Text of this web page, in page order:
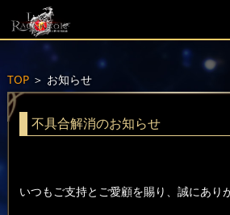
TOP＞ お知らせ
不具合解消のお知らせ
いつもご支持とご愛顧を賜り、誠にあり